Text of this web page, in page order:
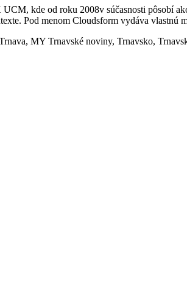
kde od roku 2008v súčasnosti pôsobí
Pod menom Cloudsform vydáva
MY Trnavské noviny, Trnavsko,